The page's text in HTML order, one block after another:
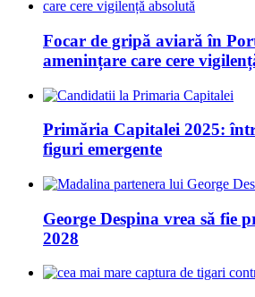
Focar de gripă aviară în
amenințare care cere
Primăria Capitalei 2025:
figuri emergente
George Despina vrea să fie
2028